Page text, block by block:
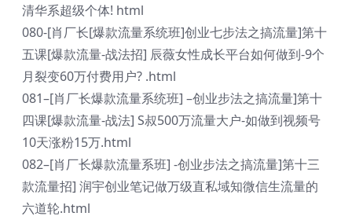
清华系超级个体! html
080-[肖厂长[爆款流量系统班]创业七步法之搞流量]第十
五课[爆款流量-战法招] 辰薇女性成长平台如何做到-9个
月裂变60万付费用户? .html
081–[肖厂长爆款流量系统班] –创业步法之搞流量]第十
四课[爆款流量-战法] S叔500万流量大户-如做到视频号
10天涨粉15万.html
082–[肖厂长爆款流量系班] -创业步法之搞流量]第十三
款流量招] 润宇创业笔记做万级直私域知微信生流量的
六道轮.html